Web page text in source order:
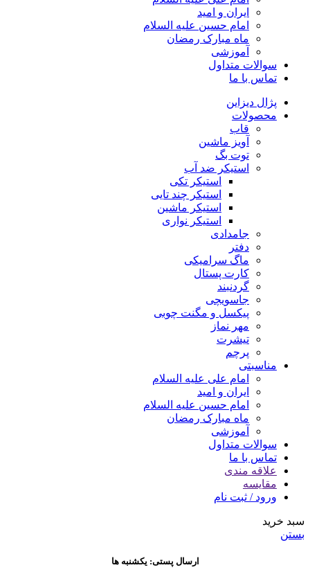
ایران و امید
امام حسین علیه السلام
ماه مبارک رمضان
آموزشی
سوالات متداول
تماس با ما
پژال دیزاین
محصولات
قاب
آویز ماشین
توت بگ
استیکر ضد آب
استیکر تکی
استیکر چند تایی
استیکر ماشین
استیکر نواری
جامدادی
دفتر
ماگ سرامیکی
کارت پستال
گردنبند
جاسویچی
پیکسل و مگنت چوبی
مهر نماز
تیشرت
پرچم
مناسبتی
امام علی علیه السلام
ایران و امید
امام حسین علیه السلام
ماه مبارک رمضان
آموزشی
سوالات متداول
تماس با ما
علاقه مندی
مقایسه
ورود / ثبت نام
سبد خرید
بستن
ارسال پستی: یکشنبه ها